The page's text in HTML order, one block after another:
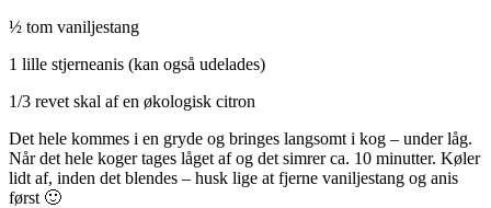
½ tom vaniljestang
1 lille stjerneanis (kan også udelades)
1/3 revet skal af en økologisk citron
Det hele kommes i en gryde og bringes langsomt i kog – under låg.
Når det hele koger tages låget af og det simrer ca. 10 minutter. Køler
lidt af, inden det blendes – husk lige at fjerne vaniljestang og anis
først 🙂